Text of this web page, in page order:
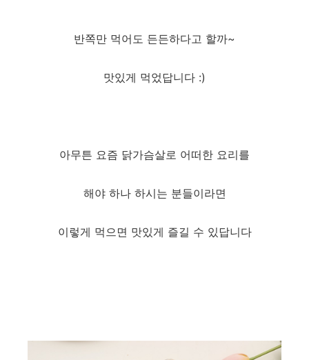
반쪽만 먹어도 든든하다고 할까~
맛있게 먹었답니다 :)
아무튼 요즘 닭가슴살로 어떠한 요리를
해야 하나 하시는 분들이라면
이렇게 먹으면 맛있게 즐길 수 있답니다